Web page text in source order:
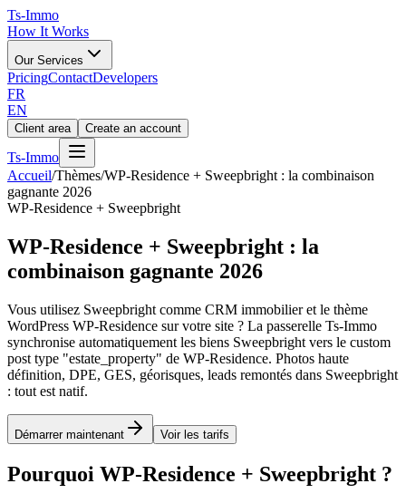
Ts-Immo
How It Works
Our Services
PricingContactDevelopers
FR
EN
Client area Create an account
Ts-Immo
Accueil/Thèmes/WP-Residence + Sweepbright : la combinaison
gagnante 2026
WP-Residence + Sweepbright
WP-Residence + Sweepbright : la
combinaison gagnante 2026
Vous utilisez Sweepbright comme CRM immobilier et le thème
WordPress WP-Residence sur votre site ? La passerelle Ts-Immo
synchronise automatiquement les biens Sweepbright vers le custom
post type "estate_property" de WP-Residence. Photos haute
définition, DPE, GES, géorisques, leads remontés dans Sweepbright
: tout est natif.
Démarrer maintenant Voir les tarifs
Pourquoi WP-Residence + Sweepbright ?